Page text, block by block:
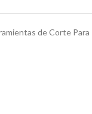
de Corte Para